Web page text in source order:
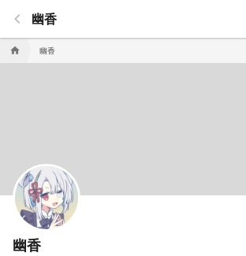
home 幽香
keyboard_arrow_left 幽香
幽香